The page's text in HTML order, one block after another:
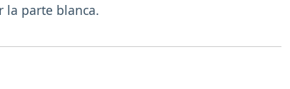
la parte blanca.